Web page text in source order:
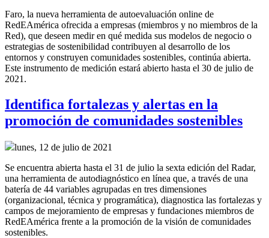
Faro, la nueva herramienta de autoevaluación online de
RedEAmérica ofrecida a empresas (miembros y no miembros de la
Red), que deseen medir en qué medida sus modelos de negocio o
estrategias de sostenibilidad contribuyen al desarrollo de los
entornos y construyen comunidades sostenibles, continúa abierta.
Este instrumento de medición estará abierto hasta el 30 de julio de
2021.
Identifica fortalezas y alertas en la
promoción de comunidades sostenibles
lunes, 12 de julio de 2021
Se encuentra abierta hasta el 31 de julio la sexta edición del Radar,
una herramienta de autodiagnóstico en línea que, a través de una
batería de 44 variables agrupadas en tres dimensiones
(organizacional, técnica y programática), diagnostica las fortalezas y
campos de mejoramiento de empresas y fundaciones miembros de
RedEAmérica frente a la promoción de la visión de comunidades
sostenibles.